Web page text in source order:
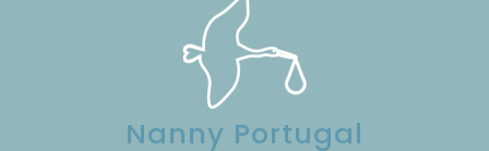
Nanny Portugal